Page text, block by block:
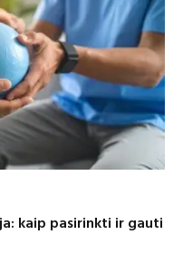
kaip pasirinkti ir gauti